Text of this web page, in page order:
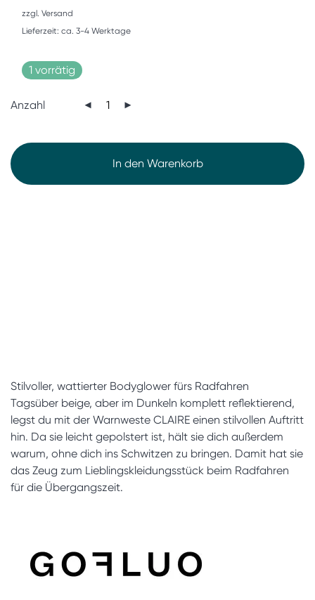
zzgl. Versand
Lieferzeit: ca. 3-4 Werktage
1 vorrätig
Anzahl
In den Warenkorb
Stilvoller, wattierter Bodyglower fürs Radfahren
Tagsüber beige, aber im Dunkeln komplett reflektierend,
legst du mit der Warnweste CLAIRE einen stilvollen Auftritt
hin. Da sie leicht gepolstert ist, hält sie dich außerdem
warum, ohne dich ins Schwitzen zu bringen. Damit hat sie
das Zeug zum Lieblingskleidungsstück beim Radfahren
für die Übergangszeit.